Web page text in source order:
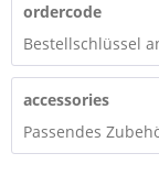
ordercode
Bestellschlüssel
accessories
Passendes